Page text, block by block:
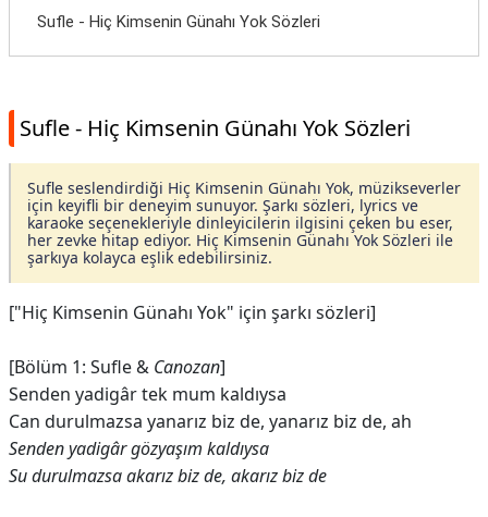
Sufle - Hiç Kimsenin Günahı Yok Sözleri
Sufle - Hiç Kimsenin Günahı Yok Sözleri
Sufle seslendirdiği Hiç Kimsenin Günahı Yok, müzikseverler
için keyifli bir deneyim sunuyor. Şarkı sözleri, lyrics ve
karaoke seçenekleriyle dinleyicilerin ilgisini çeken bu eser,
her zevke hitap ediyor. Hiç Kimsenin Günahı Yok Sözleri ile
şarkıya kolayca eşlik edebilirsiniz.
["Hiç Kimsenin Günahı Yok" için şarkı sözleri]
[Bölüm 1: Sufle & Canozan]
Senden yadigâr tek mum kaldıysa
Can durulmazsa yanarız biz de, yanarız biz de, ah
Senden yadigâr gözyaşım kaldıysa
Su durulmazsa akarız biz de, akarız biz de